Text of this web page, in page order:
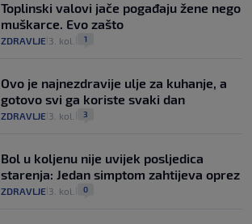
Toplinski valovi jače pogađaju žene nego
muškarce. Evo zašto
ZDRAVLJE 3. kol. 1
Ovo je najnezdravije ulje za kuhanje, a
gotovo svi ga koriste svaki dan
ZDRAVLJE 3. kol. 3
Bol u koljenu nije uvijek posljedica
starenja: Jedan simptom zahtijeva oprez
ZDRAVLJE 3. kol. 0